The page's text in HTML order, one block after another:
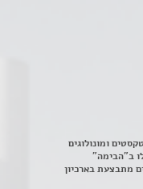
ומונולוגים
שהועלו ב"הבימה"
מתבצעת בארכיון